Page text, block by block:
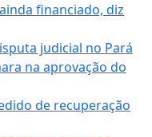
financiado, diz
judicial no Pará
na aprovação do
de recuperação